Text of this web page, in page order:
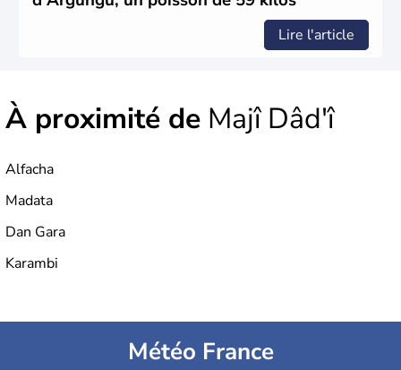
Lire l'article
À proximité de Majî Dâd'î
Alfacha
Madata
Dan Gara
Karambi
Météo France